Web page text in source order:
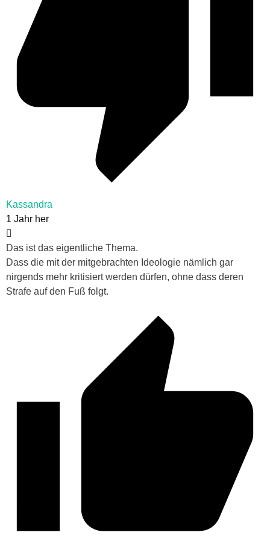
Kassandra
1 Jahr her
Das ist das eigentliche Thema.
Dass die mit der mitgebrachten Ideologie nämlich gar
nirgends mehr kritisiert werden dürfen, ohne dass deren
Strafe auf den Fuß folgt.